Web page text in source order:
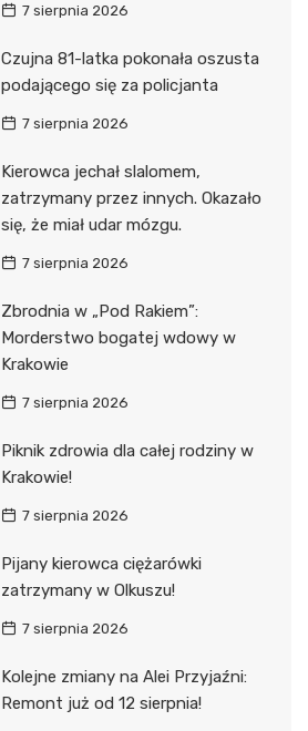
7 sierpnia 2026
Czujna 81-latka pokonała oszusta
podającego się za policjanta
7 sierpnia 2026
Kierowca jechał slalomem,
zatrzymany przez innych. Okazało
się, że miał udar mózgu.
7 sierpnia 2026
Zbrodnia w „Pod Rakiem”:
Morderstwo bogatej wdowy w
Krakowie
7 sierpnia 2026
Piknik zdrowia dla całej rodziny w
Krakowie!
7 sierpnia 2026
Pijany kierowca ciężarówki
zatrzymany w Olkuszu!
7 sierpnia 2026
Kolejne zmiany na Alei Przyjaźni:
Remont już od 12 sierpnia!